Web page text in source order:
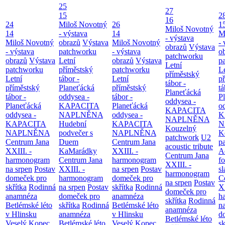
24
14
Miloš Novotný
- výstava
obrazů Výstava
patchworku
Letní
příměstský
tábor -
Planeťácká
oddysea -
KAPACITA
NAPLNĚNA
Centrum Jana
XXIII. -
harmonogram
na srpen Postav
domeček pro
skřítka Rodinná
anamnéza
Betlémské léto
v Hlinsku
25
15
Miloš Novotný
- výstava
obrazů Výstava
patchworku
Letní
příměstský
tábor -
Planeťácká
oddysea -
KAPACITA
NAPLNĚNA
Hudební
podvečer s
Duem
KaMarádky
Centrum Jana
XXIII. -
harmonogram
na srpen Postav
domeček pro
skřítka Rodinná
anamnéza
26
14
Miloš Novotný
- výstava
obrazů Výstava
patchworku
Letní
příměstský
tábor -
Planeťácká
oddysea -
KAPACITA
NAPLNĚNA
Centrum Jana
XXIII. -
harmonogram
na srpen Postav
domeček pro
skřítka Rodinná
anamnéza
Betlémské léto
v Hlinsku
27
16
Miloš Novotný
- výstava
obrazů Výstava
patchworku
Letní
příměstský
tábor -
Planeťácká
oddysea -
KAPACITA
NAPLNĚNA
Kouzelný
patchwork U2
acoustic tribute
Centrum Jana
XXIII. -
harmonogram
na srpen Postav
domeček pro
skřítka Rodinná
anamnéza
Betlémské léto
-